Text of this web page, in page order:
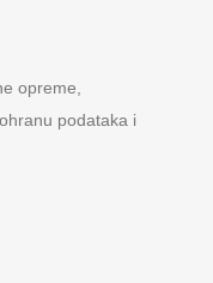
opreme,
podataka i